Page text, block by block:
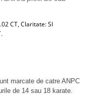
CT,Claritate: SI
marcate de catre ANPC
de 14 sau 18 karate.